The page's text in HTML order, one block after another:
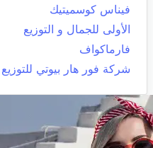
فيناس كوسميتيك
الأولى للجمال و التوزيع
فارماكواف
شركة فور هار بيوتي للتوزيع